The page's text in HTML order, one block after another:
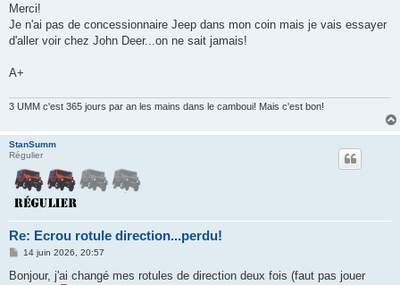
s
a
g
Merci!
Je n'ai pas de concessionnaire Jeep dans mon coin mais je vais essayer
d'aller voir chez John Deer...on ne sait jamais!
A+
3 UMM c'est 365 jours par an les mains dans le camboui! Mais c'est bon!
StanSumm
Régulier
Re: Ecrou rotule direction...perdu!
M
s
14 juin 2026, 20:57
Bonjour, j'ai changé mes rotules de direction deux fois (faut pas jouer